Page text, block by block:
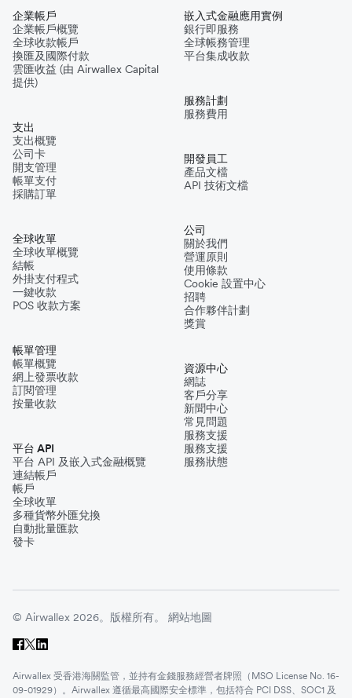
企業帳戶
企業帳戶概覽
全球收款帳戶
換匯及國際付款
雲匯收益 (由 Airwallex Capital
提供)
支出
支出概覽
公司卡
開支管理
帳單支付
採購訂單
全球收單
全球收單概覽
結帳
外掛支付程式
一鍵收款
POS 收款方案
帳單管理
帳單概覽
網上發票收款
訂閱管理
按量收款
平台 API
平台 API 及嵌入式金融概覽
連結帳戶
帳戶
全球收單
多種貨幣外匯兌換
自動批量匯款
發卡
嵌入式金融應用實例
銀行即服務
全球帳務管理
平台集成收款
服務計劃
服務費用
開發員工
產品文檔
API 技術文檔
公司
關於我們
營運原則
使用條款
Cookie 設置中心
招聘
合作夥伴計劃
獎賞
資源中心
網誌
客戶分享
新聞中心
常見問題
服務支援
服務支援
服務狀態
© Airwallex 2026。版權所有。 網站地圖
Airwallex 受香港海關監管，並持有金錢服務經營者牌照（MSO License No. 16-
09-01929）。Airwallex 遵循最高國際安全標準，包括符合 PCI DSS、SOC1 及